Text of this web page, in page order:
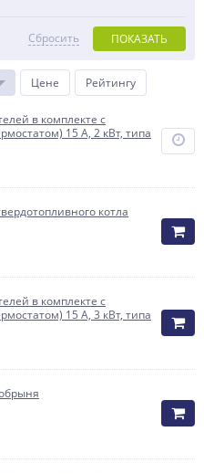
ПОКАЗАТЬ
Сбросить
Цене Рейтингу
в комплекте с
15 А, 2 кВт, типа
котла
в комплекте с
15 А, 3 кВт, типа